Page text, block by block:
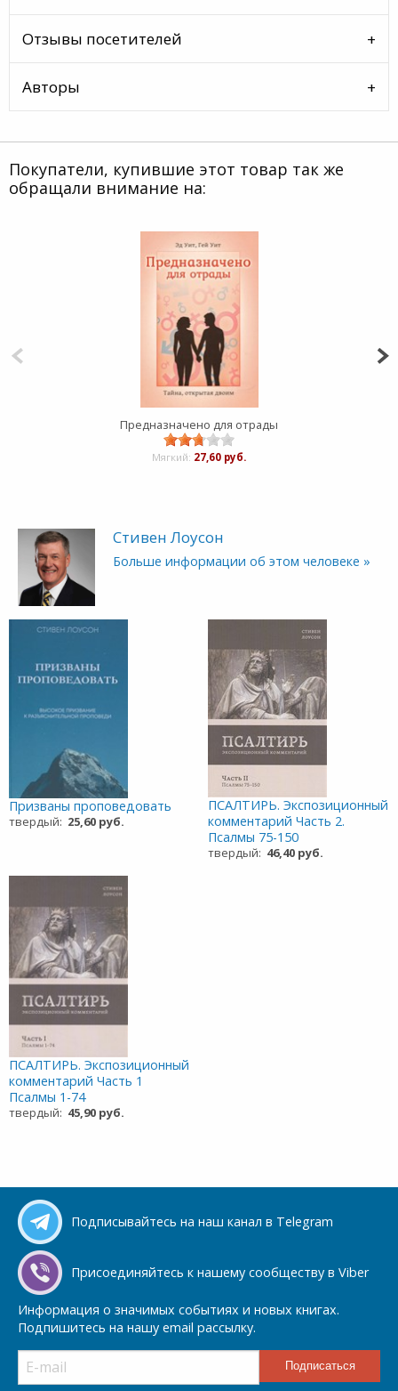
Отзывы посетителей
Авторы
Покупатели, купившие этот товар так же
обращали внимание на:
Предназначено для отрады
Мягкий: 27,60 руб.
Стивен Лоусон
Больше информации об этом человеке »
Призваны проповедовать
твердый: 25,60 руб.
ПСАЛТИРЬ. Экспозиционный
комментарий Часть 2.
Псалмы 75-150
твердый: 46,40 руб.
ПСАЛТИРЬ. Экспозиционный
комментарий Часть 1
Псалмы 1-74
твердый: 45,90 руб.
Подписывайтесь на наш канал в Telegram
Присоединяйтесь к нашему сообществу в Viber
Информация о значимых событиях и новых книгах.
Подпишитесь на нашу email рассылку.